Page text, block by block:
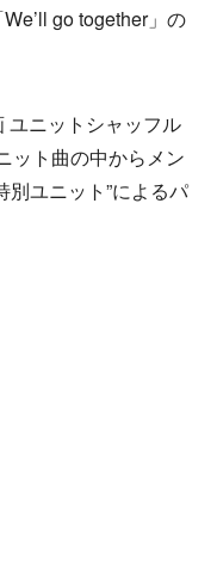
go together」の
ニットシャッフル
ット曲の中からメン
別ユニット”によるパ